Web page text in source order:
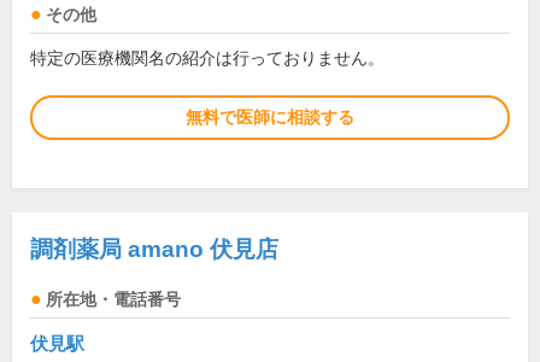
その他
特定の医療機関名の紹介は行っておりません。
無料で医師に相談する
調剤薬局 amano 伏見店
所在地・電話番号
伏見駅